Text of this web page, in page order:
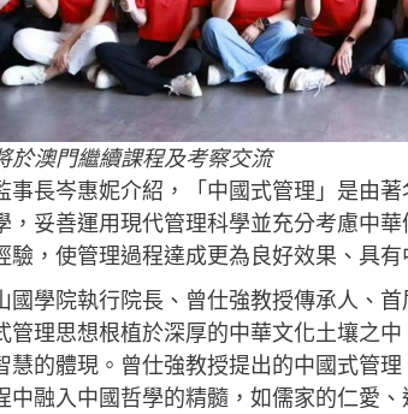
於澳門繼續課程及考察交流
事長岑惠妮介紹，「中國式管理」是由
，妥善運用現代管理科學並充分考慮中
驗，使管理過程達成更為良好效果、具有
國學院執行院長、曾仕強教授傳承人、
管理思想根植於深厚的中華文化土壤之
慧的體現。曾仕強教授提出的中國式管
中融入中國哲學的精髓，如儒家的仁愛